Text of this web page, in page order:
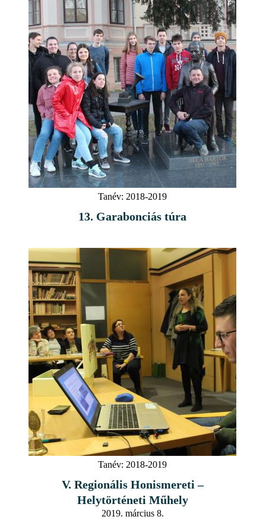
Tanév: 2018-2019
13. Garabonciás túra
Tanév: 2018-2019
V. Regionális Honismereti –
Helytörténeti Műhely
2019. március 8.